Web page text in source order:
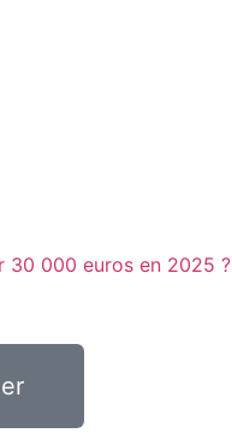
30 000 euros en 2025 ?